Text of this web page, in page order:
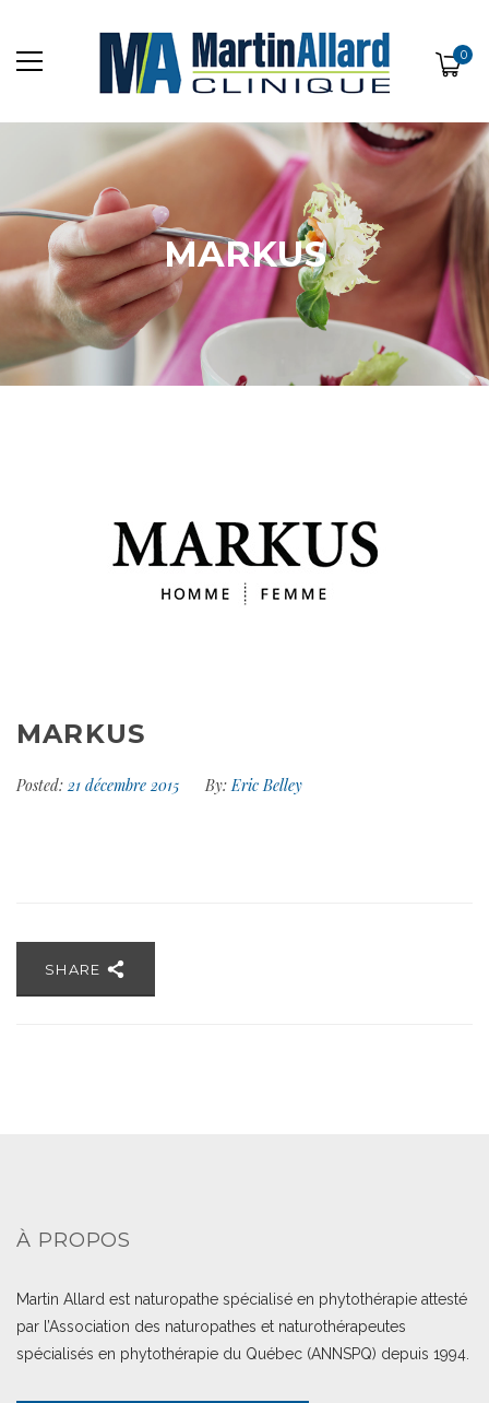
0
MARKUS
MARKUS
Posted: 21 décembre 2015 By: Eric Belley
SHARE
À PROPOS
Martin Allard est naturopathe spécialisé en phytothérapie attesté
par l’Association des naturopathes et naturothérapeutes
spécialisés en phytothérapie du Québec (ANNSPQ) depuis 1994.